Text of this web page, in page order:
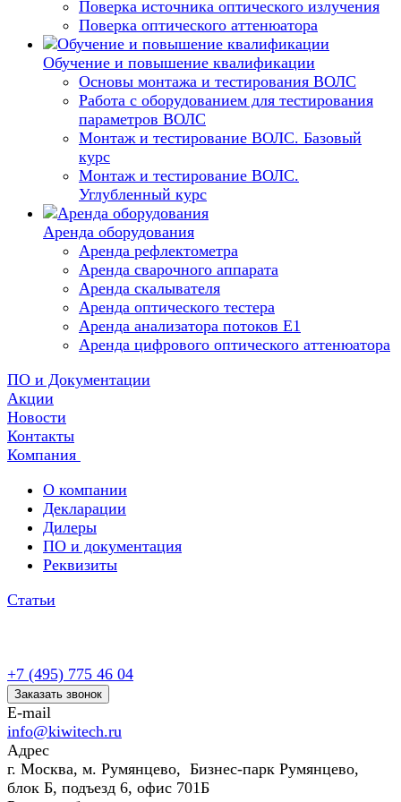
Поверка источника оптического излучения
Поверка оптического аттенюатора
Обучение и повышение квалификации
Основы монтажа и тестирования ВОЛС
Работа с оборудованием для тестирования
параметров ВОЛС
Монтаж и тестирование ВОЛС. Базовый
курс
Монтаж и тестирование ВОЛС.
Углубленный курс
Аренда оборудования
Аренда рефлектометра
Аренда сварочного аппарата
Аренда скалывателя
Аренда оптического тестера
Аренда анализатора потоков Е1
Аренда цифрового оптического аттенюатора
ПО и Документации
Акции
Новости
Контакты
Компания
О компании
Декларации
Дилеры
ПО и документация
Реквизиты
Статьи
+7 (495) 775 46 04
Заказать звонок
E-mail
info@kiwitech.ru
Адрес
г. Москва, м. Румянцево, Бизнес-парк Румянцево,
блок Б, подъезд 6, офис 701Б